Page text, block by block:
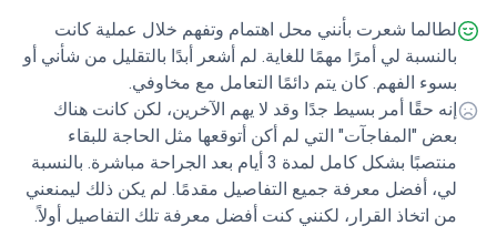
الوقت. التحسينات في نمط الحياة والأدوية ساعدت لفترة،
توقفت في نهاية المطاف عن الفعالية. أنا ورفيقي لدينا
محبة وشعرنا أن زراعة العضو الذكري ستسمح لنا بالحفاظ
حياة حميمة نشطة ومرضية لسنوات قادمة. بعد البحث عن
دولياً، تعرفت على الدكتور شيتين من خلال بوكيميد.
البداية حذراً من السياحة الطبية، لكن بمجرد أن تحدثت
مع الدكتور شيتين وفريقه شعرت بارتياح أكبر. تم شرح
بشكل واضح وشملت الرعاية في المستشفى، والإقامة،
وخدمات الترجمة. مقارنة بالأسعار في المملكة المتحدة
شعرت بأنني محل اهتمام وتفهم خلال عملية كانت
لي أمرًا مهمًا للغاية. لم أشعر أبدًا بالتقليل من شأني أو
الفهم. كان يتم دائمًا التعامل مع مخاوفي.
حقًا أمر بسيط جدًا وقد لا يهم الآخرين، لكن كانت هناك
"المفاجآت" التي لم أكن أتوقعها مثل الحاجة للبقاء
منتصبًا بشكل كامل لمدة 3 أيام بعد الجراحة مباشرة. بالنسبة
أفضل معرفة جميع التفاصيل مقدمًا. لم يكن ذلك ليمنعني
اتخاذ القرار، لكنني كنت أفضل معرفة تلك التفاصيل أولاً.